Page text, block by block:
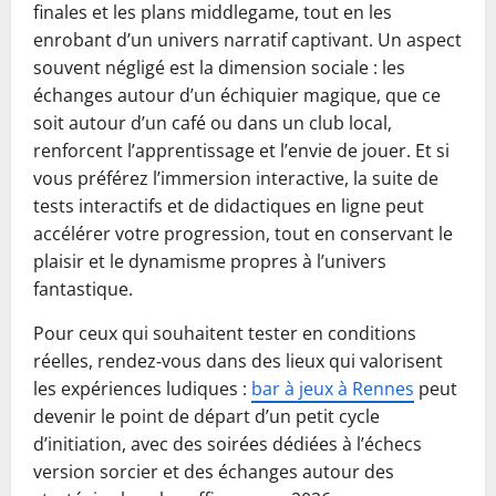
finales et les plans middlegame, tout en les
enrobant d’un univers narratif captivant. Un aspect
souvent négligé est la dimension sociale : les
échanges autour d’un échiquier magique, que ce
soit autour d’un café ou dans un club local,
renforcent l’apprentissage et l’envie de jouer. Et si
vous préférez l’immersion interactive, la suite de
tests interactifs et de didactiques en ligne peut
accélérer votre progression, tout en conservant le
plaisir et le dynamisme propres à l’univers
fantastique.
Pour ceux qui souhaitent tester en conditions
réelles, rendez‑vous dans des lieux qui valorisent
les expériences ludiques : bar à jeux à Rennes peut
devenir le point de départ d’un petit cycle
d’initiation, avec des soirées dédiées à l’échecs
version sorcier et des échanges autour des